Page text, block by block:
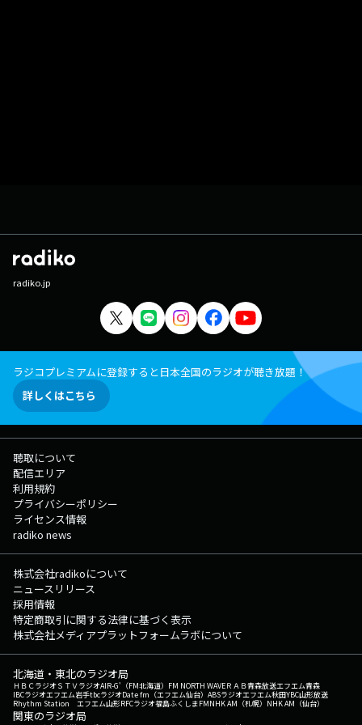
radiko.jp
ラジコプレミアムに登録すると日本全国のラジオが聴き放題！
詳しくはこちら
聴取について
配信エリア
利用規約
プライバシーポリシー
ライセンス情報
radiko news
株式会社radikoについて
ニュースリリース
採用情報
特定商取引に関する法律に基づく表示
株式会社メディアプラットフォームラボについて
北海道・東北のラジオ局
ＨＢＣラジオＳＴＶラジオAIR-G'（FM北海道） FM NORTH WAVEＲＡＢ青森放送エフエム青森
IBCラジオエフエム岩手tbcラジオDate fm（エフエム仙台） ABSラジオエフエム秋田YBC山形放送
Rhythm Station エフエム山形RFCラジオ福島ふくしまFMNHK AM（札幌） NHK AM（仙台）
関東のラジオ局